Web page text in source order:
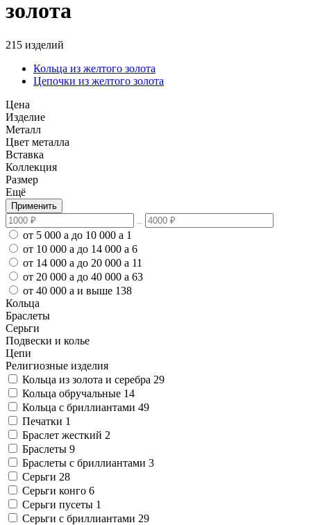
золота
215 изделий
Кольца из желтого золота
Цепочки из желтого золота
Цена
Изделие
Металл
Цвет металла
Вставка
Коллекция
Размер
Ещё
Применить
от 5 000 a до 10 000 a 1
от 10 000 a до 14 000 a 6
от 14 000 a до 20 000 a 11
от 20 000 a до 40 000 a 63
от 40 000 a и выше 138
Кольца
Браслеты
Серьги
Подвески и колье
Цепи
Религиозные изделия
Кольца из золота и серебра 29
Кольца обручальные 14
Кольца с бриллиантами 49
Печатки 1
Браслет жесткий 2
Браслеты 9
Браслеты с бриллиантами 3
Серьги 28
Серьги конго 6
Серьги пусеты 1
Серьги с бриллиантами 29